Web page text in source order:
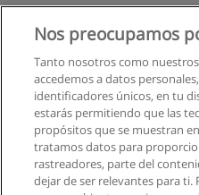
Diplomado de Gerente
Solicita
Curso de Administrador
Condominios y Locales
CEINFE - Centro Internacional
Nos preocupamos
Tanto nosotros como nuestros
accedemos a datos
identificadores únicos, en tu
estarás permitiendo que las
propósitos que se muestran
tratamos datos para
rastreadores, parte del
dejar de ser relevantes para ti.